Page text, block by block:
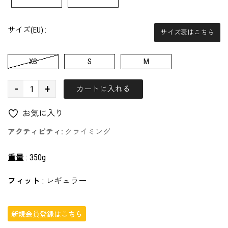
サイズ(EU) : サイズ表はこちら
XS S M
- + カートに入れる
お気に入り
アクティビティ: クライミング
重量 : 350g
フィット : レギュラー
新規会員登録はこちら